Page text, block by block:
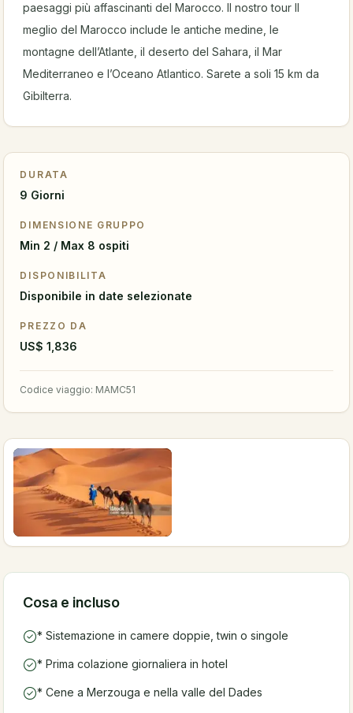
paesaggi più affascinanti del Marocco. Il nostro tour Il
meglio del Marocco include le antiche medine, le
montagne dell’Atlante, il deserto del Sahara, il Mar
Mediterraneo e l’Oceano Atlantico. Sarete a soli 15 km da
Gibilterra.
DURATA
9 Giorni
DIMENSIONE GRUPPO
Min 2 / Max 8 ospiti
DISPONIBILITA
Disponibile in date selezionate
PREZZO DA
US$ 1,836
Codice viaggio: MAMC51
Cosa e incluso
* Sistemazione in camere doppie, twin o singole
* Prima colazione giornaliera in hotel
* Cene a Merzouga e nella valle del Dades